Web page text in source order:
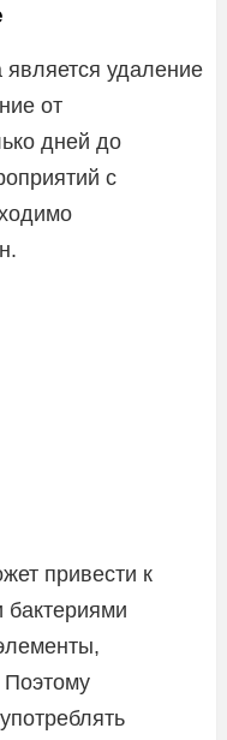
удаление
от
дней до
с
привести к
бактериями